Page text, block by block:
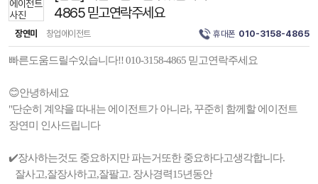
4865 믿고연락주세요
장연미 창업에이전트 휴대폰 010-3158-4865
빠른도움드릴수있습니다!! 010-3158-4865 믿고연락주세요
😊안녕하세요
"단순히 계약을 따내는 에이전트가 아니라, 꾸준히 함께할 에이전트
장연미 인사드립니다
✔️장사하는것도 중요하지만 파는거또한 중요하다고생각합니다.
잘사고,잘장사하고,잘팔고. 장사경력15년동안